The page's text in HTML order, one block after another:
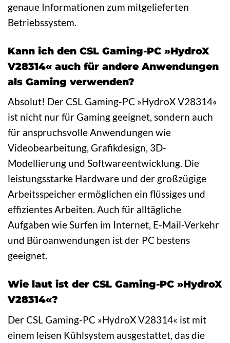
genaue Informationen zum mitgelieferten
Betriebssystem.
Kann ich den CSL Gaming-PC »HydroX
V28314« auch für andere Anwendungen
als Gaming verwenden?
Absolut! Der CSL Gaming-PC »HydroX V28314«
ist nicht nur für Gaming geeignet, sondern auch
für anspruchsvolle Anwendungen wie
Videobearbeitung, Grafikdesign, 3D-
Modellierung und Softwareentwicklung. Die
leistungsstarke Hardware und der großzügige
Arbeitsspeicher ermöglichen ein flüssiges und
effizientes Arbeiten. Auch für alltägliche
Aufgaben wie Surfen im Internet, E-Mail-Verkehr
und Büroanwendungen ist der PC bestens
geeignet.
Wie laut ist der CSL Gaming-PC »HydroX
V28314«?
Der CSL Gaming-PC »HydroX V28314« ist mit
einem leisen Kühlsystem ausgestattet, das die